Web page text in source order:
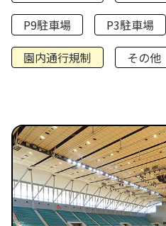
P9駐車場
P3駐車場
園内通行規制
その他